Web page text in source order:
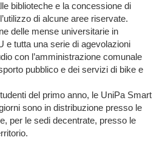
biblioteche e la concessione di
di alcune aree riservate.
delle mense universitarie in
e tutta una serie di agevolazioni
con l’amministrazione comunale
pubblico e dei servizi di bike e
del primo anno, le UniPa Smart
sono in distribuzione presso le
per le sedi decentrate, presso le